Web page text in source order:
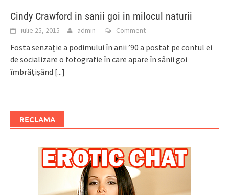
Cindy Crawford in sanii goi in milocul naturii
iulie 25, 2015 admin Comment
Fosta senzaţie a podimului în anii ’90 a postat pe contul ei
de socializare o fotografie în care apare în sânii goi
îmbrăţişând [...]
RECLAMA